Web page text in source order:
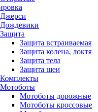
Джерси
Дождевики
Защита
Защита встраиваемая
Защита колена, локтя
Защита тела
Защита шеи
Комплекты
Мотоботы
Мотоботы дорожные
Мотоботы кроссовые